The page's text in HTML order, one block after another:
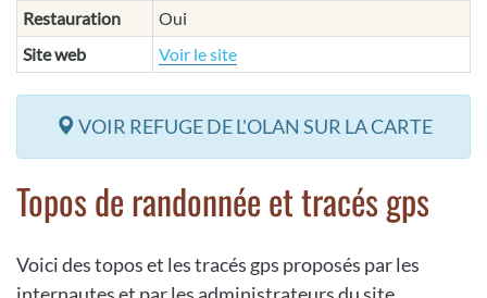
Restauration
Oui
Site web
Voir le site
VOIR REFUGE DE L'OLAN SUR LA CARTE
Topos de randonnée et tracés gps
Voici des topos et les tracés gps proposés par les